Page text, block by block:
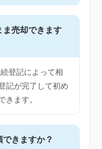
ま売却できます
登記によって相
記が完了して初め
きます。
きますか？